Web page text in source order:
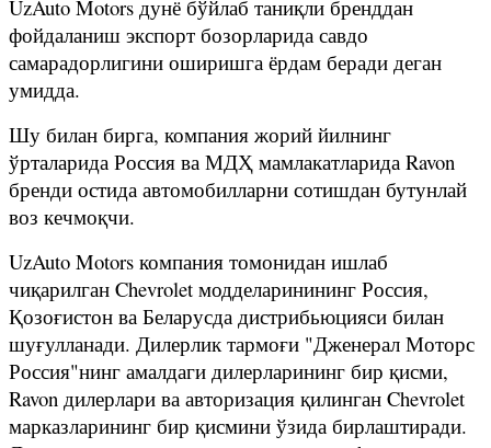
UzAuto Motors дунё бўйлаб таниқли бренддан
фойдаланиш экспорт бозорларида савдо
самарадорлигини оширишга ёрдам беради деган
умидда.
Шу билан бирга, компания жорий йилнинг
ўрталарида Россия ва МДҲ мамлакатларида Ravon
бренди остида автомобилларни сотишдан бутунлай
воз кечмоқчи.
UzAuto Motors компания томонидан ишлаб
чиқарилган Chevrolet модделаринининг Россия,
Қозоғистон ва Беларусда дистрибьюцияси билан
шуғулланади. Дилерлик тармоғи "Дженерал Моторс
Россия"нинг амалдаги дилерларининг бир қисми,
Ravon дилерлари ва авторизация қилинган Chevrolet
марказларининг бир қисмини ўзида бирлаштиради.